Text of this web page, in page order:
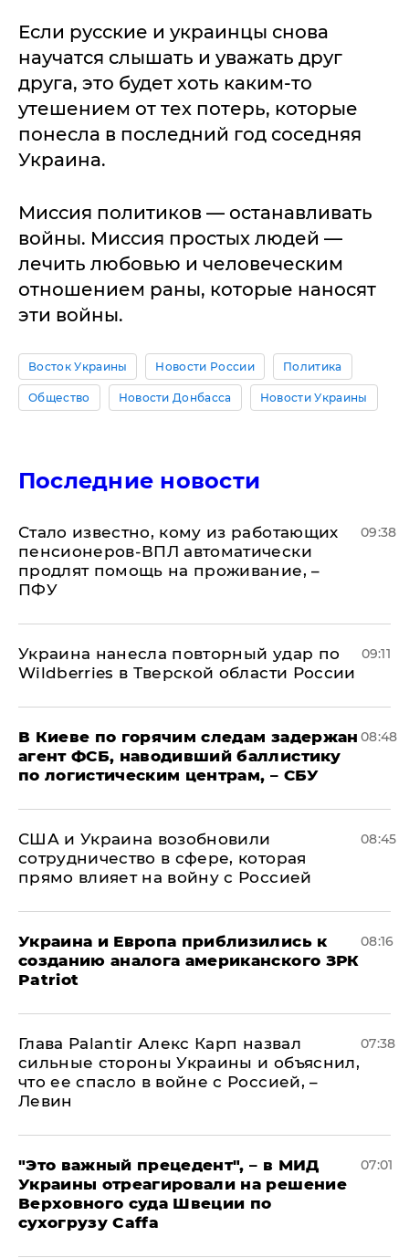
Если русские и украинцы снова
научатся слышать и уважать друг
друга, это будет хоть каким-то
утешением от тех потерь, которые
понесла в последний год соседняя
Украина.
Миссия политиков — останавливать
войны. Миссия простых людей —
лечить любовью и человеческим
отношением раны, которые наносят
эти войны.
Восток Украины Новости России Политика
Общество Новости Донбасса Новости Украины
Последние новости
Стало известно, кому из работающих
пенсионеров-ВПЛ автоматически
продлят помощь на проживание, –
ПФУ
09:38
Украина нанесла повторный удар по
Wildberries в Тверской области России
09:11
В Киеве по горячим следам задержан
агент ФСБ, наводивший баллистику
по логистическим центрам, – СБУ
08:48
США и Украина возобновили
сотрудничество в сфере, которая
прямо влияет на войну с Россией
08:45
Украина и Европа приблизились к
созданию аналога американского ЗРК
Patriot
08:16
Глава Palantir Алекс Карп назвал
сильные стороны Украины и объяснил,
что ее спасло в войне с Россией, –
Левин
07:38
"Это важный прецедент", – в МИД
Украины отреагировали на решение
Верховного суда Швеции по
сухогрузу Caffa
07:01